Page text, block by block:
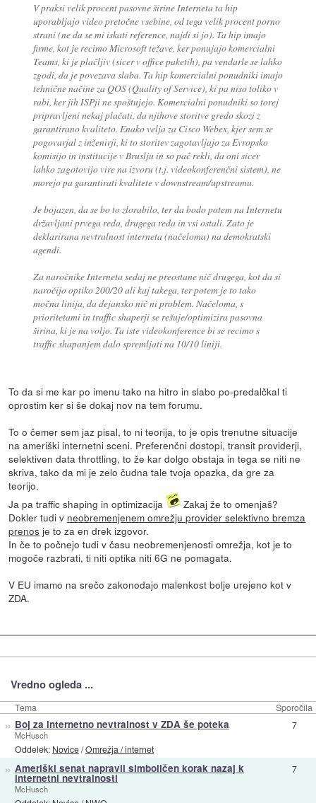
V praksi velik procent pasovne širine Interneta ta hip
uporabljajo video pretočne vsebine, od tega velik procent porno
strani (ne da se mi iskati reference, najdi si jo). Ta hip imajo
firme, kot je recimo Microsoft težave, ker ponujajo komercialni
Teams, ki je plačljiv (sicer v office paketih), pa vendarle se lahko
zgodi, da je povezava slaba. Ta hip komercialni ponudniki imajo
tehnične načine za QOS (Quality of Service), ki pa niso toliko v
rabi, ker jih ISPji ne spoštujejo. Komercialni ponudniki so torej
pripravljeni nekaj plačati, da njihove storitve gredo skozi z
garantirano kvaliteto. Enako velja za Cisco Webex, kjer sem se
pogovarjal z inženirji, ki to storitev zagotavljajo za Evropsko
komisijo in institucije v Bruslju in so pač rekli, da oni sicer
lahko zagotovijo vire na izvoru (t.j. videokonferenčni sistem), ne
morejo pa garantirati kvalitete v downstream/upstreamu.
Je bojazen, da se bo to zlorabilo, ter da bodo potem na Internetu
državljani prvega reda, drugega reda in vsi ostali. Zato je
deklarirana nevtralnost interneta (načeloma) na demokratski
agendi.
Za naročnike Interneta sedaj ne preostane nič drugega, kot da si
naročijo optiko 200/20 ali kaj takega, ter potem je to tako
močna linija, da dejansko nič ni problem. Načeloma, s
prioritetami in traffic shaperji se rešuje/optimizira pasovna
širina, ki je na voljo. Ta iste videokonference bi se recimo s
traffic shapanjem dalo spremljati na 10/10 liniji.
To da si me kar po imenu tako na hitro in slabo po-predalčkal ti
oprostim ker si še dokaj nov na tem forumu.
To o čemer sem jaz pisal, to ni teorija, to je opis trenutne situacije
na ameriški internetni sceni. Preferenčni dostopi, transit providerji,
selektiven data throttling, to že kar dolgo obstaja in tega se niti ne
skriva, tako da mi je zelo čudna tale tvoja opazka, da gre za
teorijo.
Ja pa traffic shaping in optimizacija
Zakaj že to omenjaš?
Dokler tudi v neobremenjenem omrežju provider selektivno bremza
prenos je to za en drek izgovor.
In če to počnejo tudi v času neobremenjenosti omrežja, kot je to
mogoče razbrati, ti niti optika niti 6G ne pomagata.
V EU imamo na srečo zakonodajo malenkost bolje urejeno kot v
ZDA.
Vredno ogleda ...
Tema Sporočila
» Boj za internetno nevtralnost v ZDA še poteka
McHusch
Oddelek: Novice/Omrežja / internet
7
» Ameriški senat napravil simboličen korak nazaj k
internetni nevtralnosti
McHusch
7